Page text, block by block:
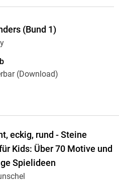
(Bund 1)
(Download)
eckig, rund - Steine
Kids: Über 70 Motive und
Spielideen